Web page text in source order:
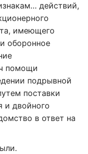
действий,
имеющего
оборонное
помощи
подрывной
поставки
и двойного
в ответ на